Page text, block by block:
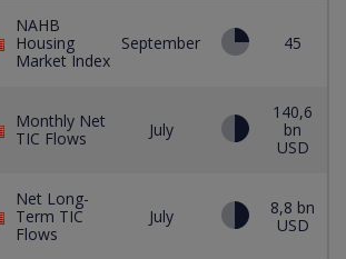
NAHB
Housing
Market Index
September 45
Monthly Net
TIC Flows
July
140,6
bn
USD
Net Long-
Term TIC
Flows
July
8,8 bn
USD